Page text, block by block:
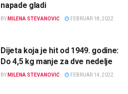
napade gladi
BY MILENA STEVANOVIĆ FEBRUAR 18, 2022
Dijeta koja je hit od 1949. godine:
Do 4,5 kg manje za dve nedelje
BY MILENA STEVANOVIĆ FEBRUAR 14, 2022